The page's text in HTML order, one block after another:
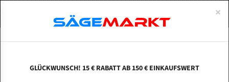
ABOUTS
ENGLISH
×
GLÜCKWUNSCH! 15 € RABATT AB 150 € EINKAUFSWERT